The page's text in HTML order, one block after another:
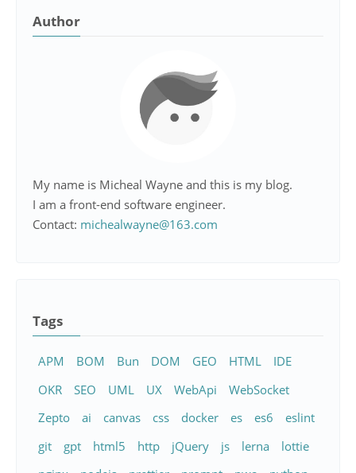
Author
My name is Micheal Wayne and this is my blog.
I am a front-end software engineer.
Contact: michealwayne@163.com
Tags
APM BOM Bun DOM GEO HTML
IDE
OKR
SEO UML UX WebApi
WebSocket
Zepto
ai canvas css docker es es6
eslint
git
gpt html5 http jQuery js lerna
lottie